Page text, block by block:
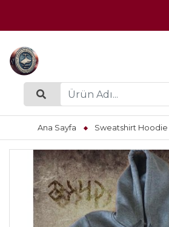
Ana Sayfa Sweatshirt Hoodie